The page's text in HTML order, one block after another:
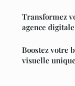
Transformez
agence digitale
Boostez votre
visuelle unique